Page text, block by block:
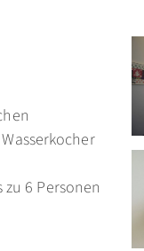
6 Personen